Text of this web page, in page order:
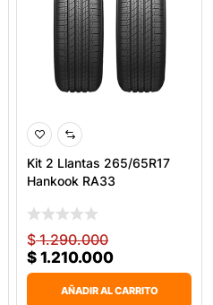
Kit 2 Llantas 265/65R17
Hankook RA33
$1.290.000
$ 1.210.000
AÑADIR AL CARRITO